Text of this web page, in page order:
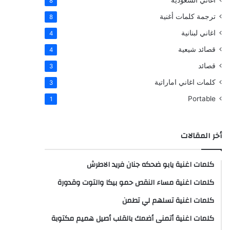
ترجمة كلمات أغنية 8
اغاني لبنانية 4
قصائد شيعية 4
قصائد 3
كلمات اغاني اماراتية 3
Portable
1
أخر المقالات
كلمات اغنية يابو ضحكه جنان فريد الاطرش
كلمات اغنية مساء النقص حمو بيكا والتوت وقدورة
كلمات اغنية تسلهم لي تطمن
كلمات اغنية أتمنى أضمك بالقلب أصيل هميم مكتوبة